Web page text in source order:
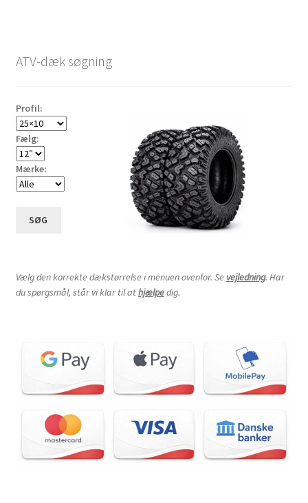
ATV-dæk søgning
Profil:
Fælg:
Mærke:
SØG
Vælg den korrekte dækstørrelse i menuen ovenfor. Se vejledning. Har
du spørgsmål, står vi klar til athjælpedig.